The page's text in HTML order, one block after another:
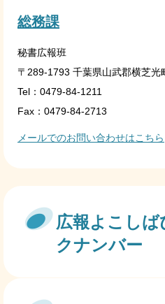
総務課
秘書広報班
〒289-1793 千葉県山武郡横芝光
Tel：0479-84-1211
Fax：0479-84-2713
メールでのお問い合わせはこちら
広報よこしば
クナンバー